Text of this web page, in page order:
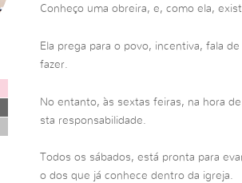
Conheço uma obreira, e, como ela,
Ela prega para o povo, incentiva, fala
fazer.
No entanto, às sextas feiras, na hora
sta responsabilidade.
Todos os sábados, está pronta para
o dos que já conhece dentro da igreja.